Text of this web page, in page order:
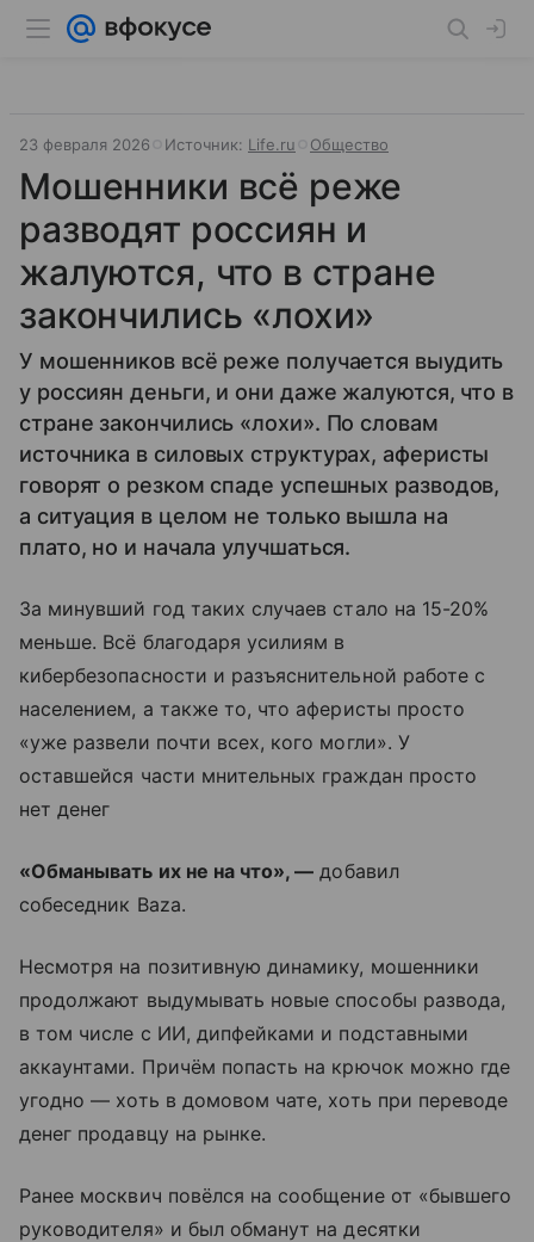
23 февраля 2026 Источник: Life.ru Общество
Мошенники всё реже
разводят россиян и
жалуются, что в стране
закончились «лохи»
У мошенников всё реже получается выудить
у россиян деньги, и они даже жалуются, что в
стране закончились «лохи». По словам
источника в силовых структурах, аферисты
говорят о резком спаде успешных разводов,
а ситуация в целом не только вышла на
плато, но и начала улучшаться.
За минувший год таких случаев стало на 15-20%
меньше. Всё благодаря усилиям в
кибербезопасности и разъяснительной работе с
населением, а также то, что аферисты просто
«уже развели почти всех, кого могли». У
оставшейся части мнительных граждан просто
нет денег
«Обманывать их не на что», — добавил
собеседник Baza.
Несмотря на позитивную динамику, мошенники
продолжают выдумывать новые способы развода,
в том числе с ИИ, дипфейками и подставными
аккаунтами. Причём попасть на крючок можно где
угодно — хоть в домовом чате, хоть при переводе
денег продавцу на рынке.
Ранее москвич повёлся на сообщение от «бывшего
руководителя» и был обманут на десятки